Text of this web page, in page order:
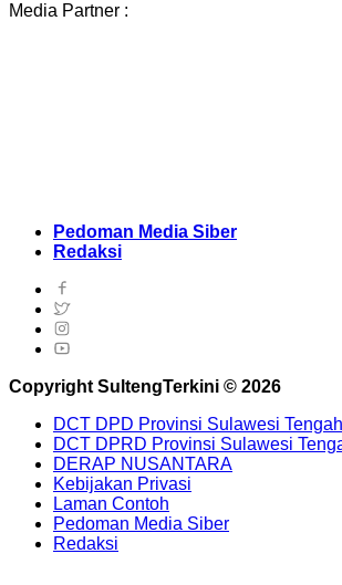
Media Partner :
Pedoman Media Siber
Redaksi
Copyright SultengTerkini © 2026
DCT DPD Provinsi Sulawesi Tengah
DCT DPRD Provinsi Sulawesi
DERAP NUSANTARA
Kebijakan Privasi
Laman Contoh
Pedoman Media Siber
Redaksi